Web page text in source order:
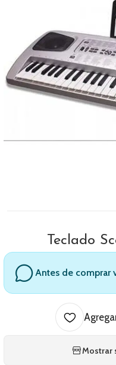
Teclado
Antes de comprar
Mostrar